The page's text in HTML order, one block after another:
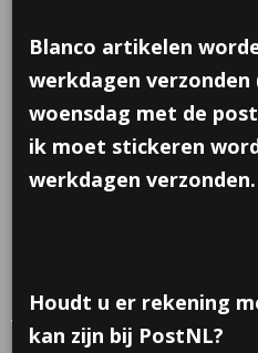
Plexiglas
veer
Blanco artikelen
werkdagen
woensdag met de
ik moet stickeren
werkdagen verzonden.
Houdt u er rekening
kan zijn bij PostNL?